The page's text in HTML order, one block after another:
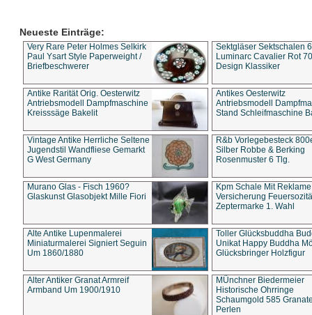
Neueste Einträge:
Very Rare Peter Holmes Selkirk
Paul Ysart Style Paperweight /
Briefbeschwerer
Sektgläser Sektschalen
Luminarc Cavalier Rot
Design Klassiker
Antike Rarität Orig. Oesterwitz
Antriebsmodell Dampfmaschine
Kreisssäge Bakelit
Antikes Oesterwitz
Antriebsmodell
Stand Schleifmaschine
Vintage Antike Herrliche Seltene
Jugendstil Wandfliese Gemarkt
G West Germany
R&b Vorlegebesteck
Silber Robbe & Berking
Rosenmuster 6 Tlg.
Murano Glas - Fisch 1960?
Glaskunst Glasobjekt Mille Fiori
Kpm Schale Mit Reklame
Versicherung
Zeptermarke 1. Wahl
Alte Antike Lupenmalerei
Miniaturmalerei Signiert Seguin
Um 1860/1880
Toller Glücksbuddha
Unikat Happy Buddha
Glücksbringer Holzfigur
Alter Antiker Granat Armreif
Armband Um 1900/1910
MÜnchner Biedermeier
Historische Ohrringe
Schaumgold 585
Perlen